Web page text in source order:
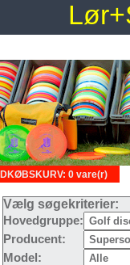
0 vare(r)
Vælg søgekriterier:
Hovedgruppe:
Producent:
Model: